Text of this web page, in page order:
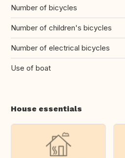
Number of bicycles
Number of children's bicycles
Number of electrical bicycles
Use of boat
House essentials